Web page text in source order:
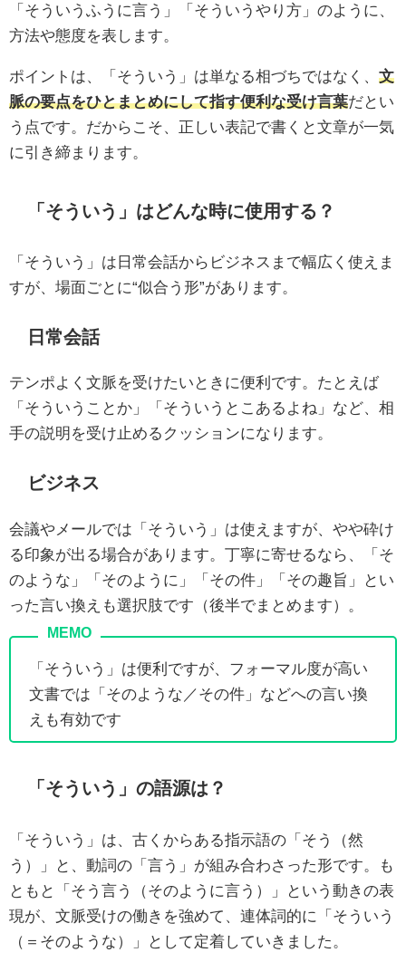
「そういうふうに言う」「そういうやり方」のように、
方法や態度を表します。
ポイントは、「そういう」は単なる相づちではなく、 文
脈の要点をひとまとめにして指す便利な受け言葉だとい
う点です。だからこそ、正しい表記で書くと文章が一気
に引き締まります。
「そういう」はどんな時に使用する？
「そういう」は日常会話からビジネスまで幅広く使えま
すが、場面ごとに“似合う形”があります。
日常会話
テンポよく文脈を受けたいときに便利です。たとえば
「そういうことか」「そういうとこあるよね」など、相
手の説明を受け止めるクッションになります。
ビジネス
会議やメールでは「そういう」は使えますが、やや砕け
る印象が出る場合があります。丁寧に寄せるなら、「そ
のような」「そのように」「その件」「その趣旨」とい
った言い換えも選択肢です（後半でまとめます）。
「そういう」は便利ですが、フォーマル度が高い
文書では「そのような／その件」などへの言い換
えも有効です
「そういう」の語源は？
「そういう」は、古くからある指示語の「そう（然
う）」と、動詞の「言う」が組み合わさった形です。も
ともと「そう言う（そのように言う）」という動きの表
現が、文脈受けの働きを強めて、連体詞的に「そういう
（＝そのような）」として定着していきました。